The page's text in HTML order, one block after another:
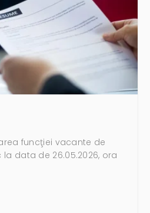
funcţiei vacante de
data de 26.05.2026, ora